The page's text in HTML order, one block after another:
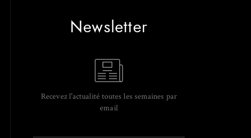
Newsletter
Recevez l'actualité toutes les semaines par
email